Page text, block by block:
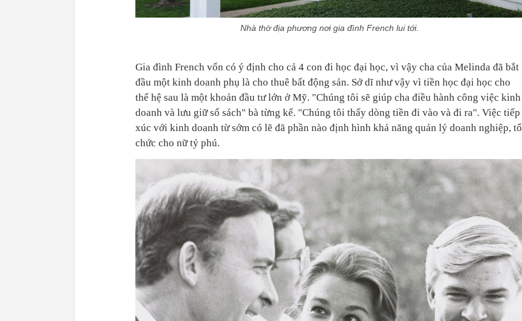
Nhà thờ địa phương nơi gia đình French lui tới.
Gia đình French vốn có ý định cho cả 4 con đi học đại học, vì vậy cha của Melinda đã bắt
đầu một kinh doanh phụ là cho thuê bất động sản. Sở dĩ như vậy vì tiền học đại học cho
thế hệ sau là một khoản đầu tư lớn ở Mỹ. "Chúng tôi sẽ giúp cha điều hành công việc kinh
doanh và lưu giữ sổ sách" bà từng kể. "Chúng tôi thấy dòng tiền đi vào và đi ra". Việc tiếp
xúc với kinh doanh từ sớm có lẽ đã phần nào định hình khả năng quản lý doanh nghiệp, tổ
chức cho nữ tỷ phú.